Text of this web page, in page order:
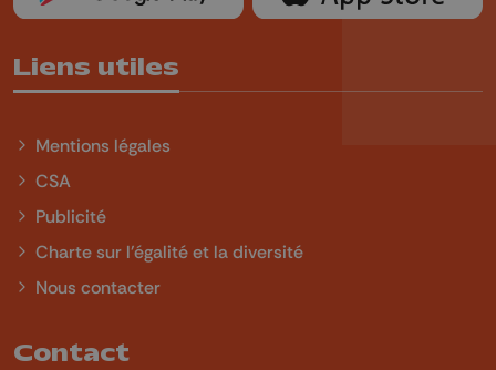
Liens utiles
Mentions légales
CSA
Publicité
Charte sur l'égalité et la diversité
Nous contacter
Contact